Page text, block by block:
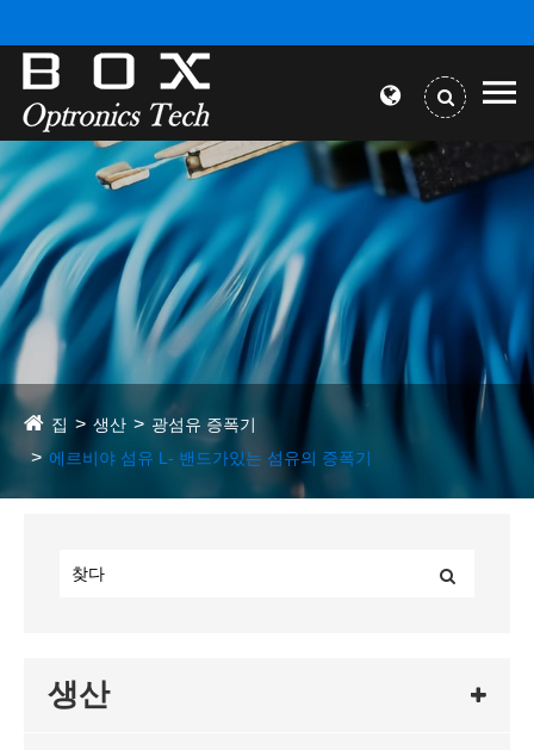
집 생산
광섬유 증폭기
에르비야 섬유 L- 밴드가있는 섬유의 증폭기
생산